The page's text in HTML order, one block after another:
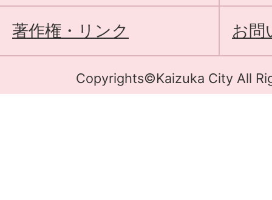
著作権・リンク お問
Copyrights©Kaizuka City All